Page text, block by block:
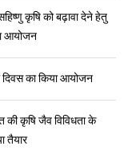
दिवस का किया
कृषि को बढ़ावा देने हेतु
आयोजन